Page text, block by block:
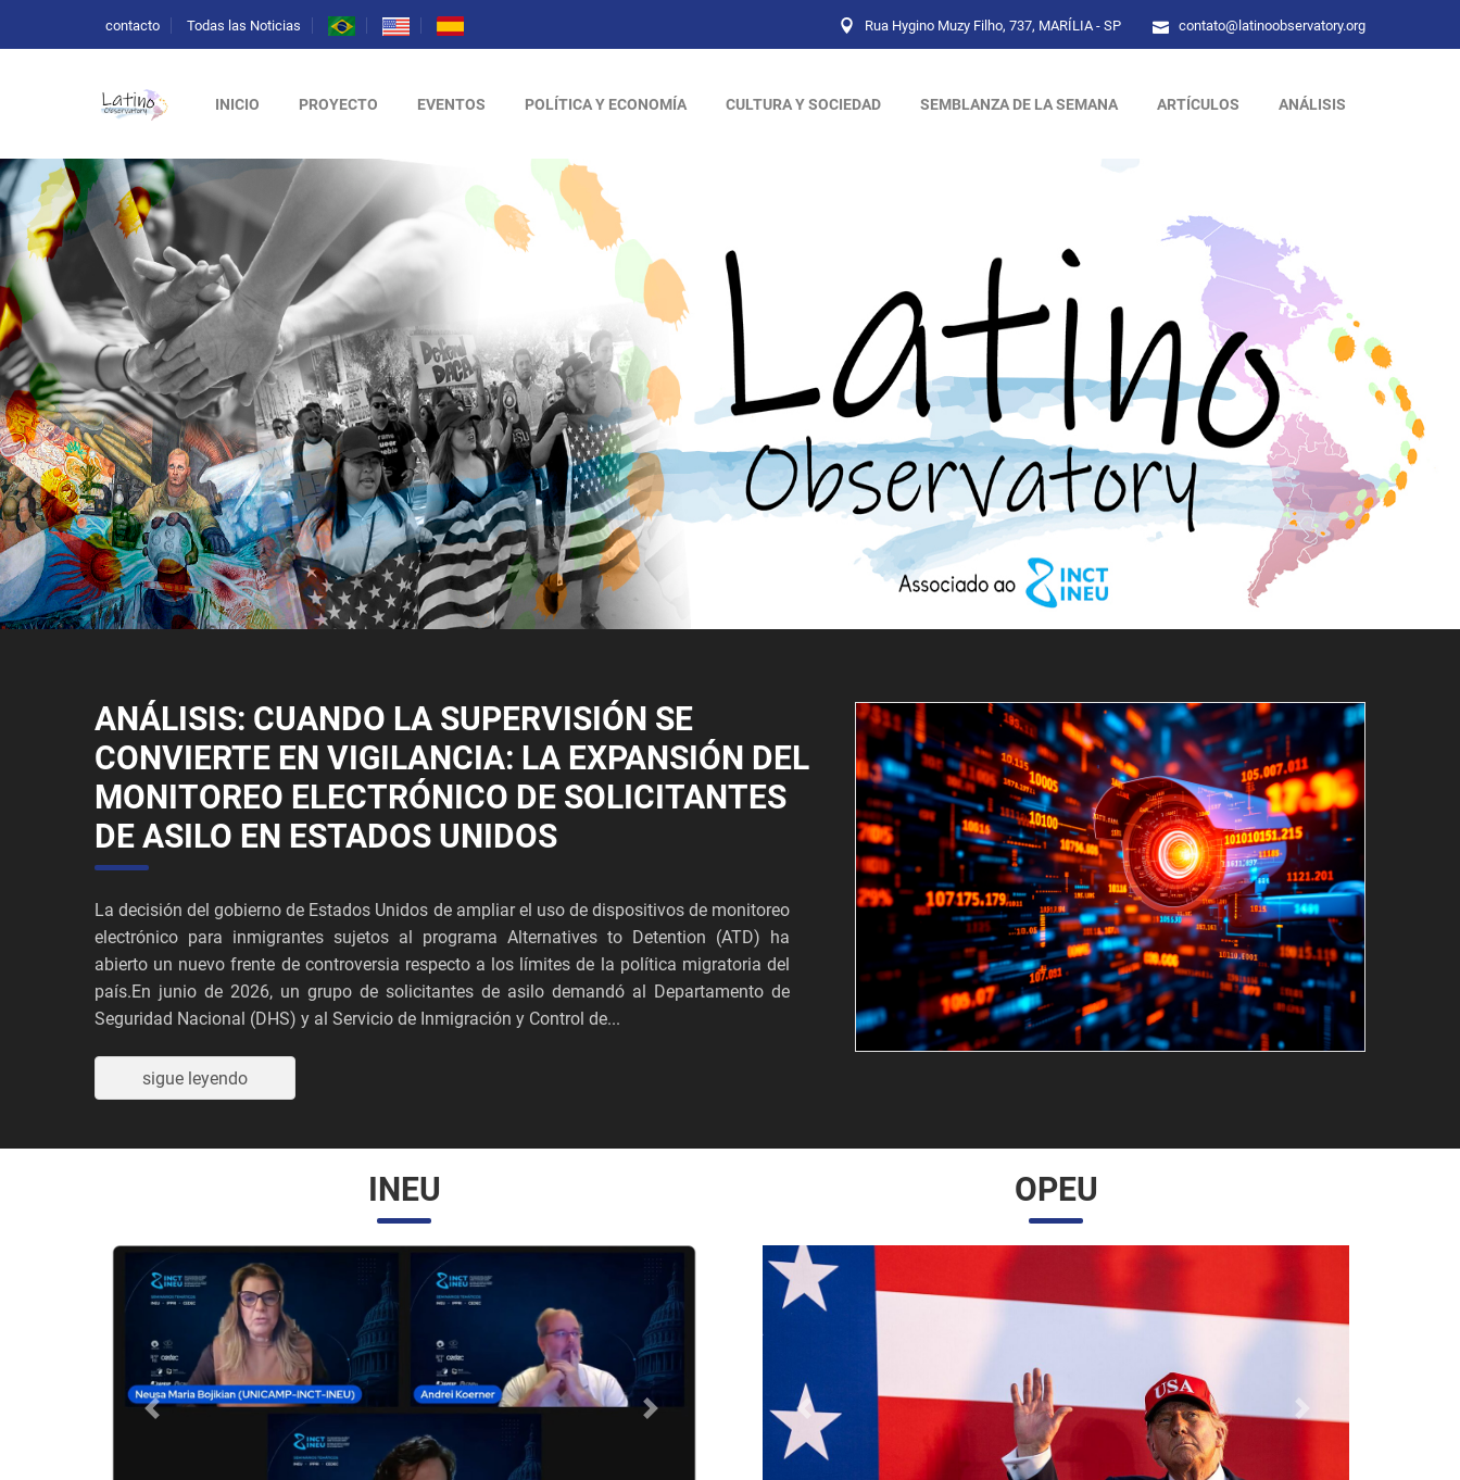
contacto Todas las Noticias Rua Hygino Muzy Filho, 737, MARÍLIA - SP contato@latinoobservatory.org
INICIO PROYECTO EVENTOS POLÍTICA Y ECONOMÍA CULTURA Y SOCIEDAD SEMBLANZA DE LA SEMANA ARTÍCULOS ANÁLISIS
ANÁLISIS: CUANDO LA SUPERVISIÓN SE
CONVIERTE EN VIGILANCIA: LA EXPANSIÓN DEL
MONITOREO ELECTRÓNICO DE SOLICITANTES
DE ASILO EN ESTADOS UNIDOS
La decisión del gobierno de Estados Unidos de ampliar el uso de dispositivos de monitoreo
electrónico para inmigrantes sujetos al programa Alternatives to Detention (ATD) ha
abierto un nuevo frente de controversia respecto a los límites de la política migratoria del
país.En junio de 2026, un grupo de solicitantes de asilo demandó al Departamento de
Seguridad Nacional (DHS) y al Servicio de Inmigración y Control de...
sigue leyendo
INEU
Anterior Próximo
OPEU
Anterior Próximo